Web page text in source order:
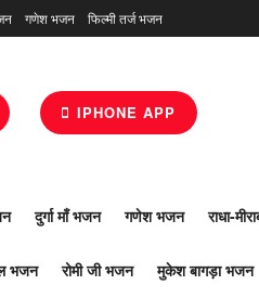
गणेश भजन फिल्मी तर्ज भजन
IPHONE APP
दुर्गा माँ भजन गणेश भजन राधा-
भजन रोमी जी भजन मुकेश बागड़ा भजन